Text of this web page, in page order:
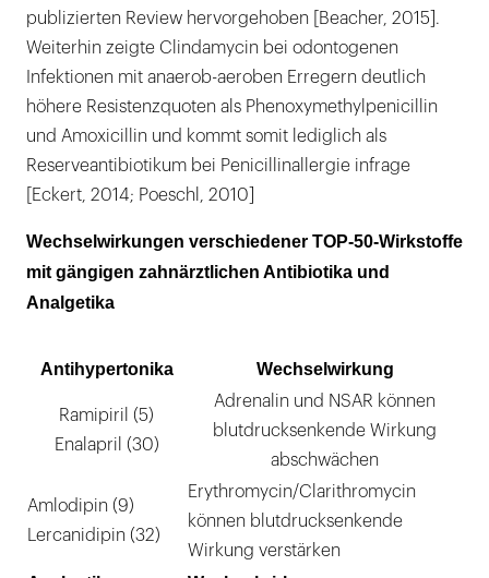
publizierten Review hervorgehoben [Beacher, 2015].
Weiterhin zeigte Clindamycin bei odontogenen
Infektionen mit anaerob-aeroben Erregern deutlich
höhere Resistenzquoten als Phenoxymethylpenicillin
und Amoxicillin und kommt somit lediglich als
Reserveantibiotikum bei Penicillinallergie infrage
[Eckert, 2014; Poeschl, 2010]
Wechselwirkungen verschiedener TOP-50-Wirkstoffe
mit gängigen zahnärztlichen Antibiotika und
Analgetika
Antihypertonika Wechselwirkung
Ramipiril (5)
Enalapril (30)
Adrenalin und NSAR können
blutdrucksenkende Wirkung
abschwächen
Amlodipin (9)
Lercanidipin (32)
Erythromycin/Clarithromycin
können blutdrucksenkende
Wirkung verstärken